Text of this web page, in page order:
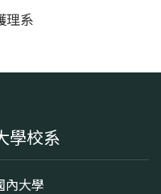
理系
學校系
內大學